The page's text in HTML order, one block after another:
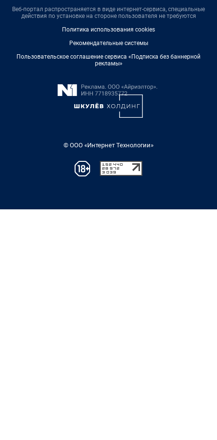
Веб-портал распространяется в виде интернет-сервиса, специальные
действия по установке на стороне пользователя не требуются
Политика использования cookies
Рекомендательные системы
Пользовательское соглашение сервиса «Подписка без баннерной
рекламы»
© ООО «Интернет Технологии»